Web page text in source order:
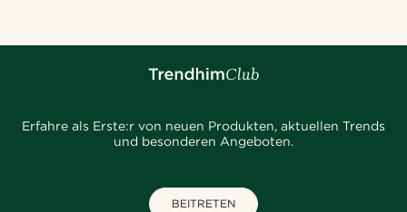
Erfahre als Erste:r von neuen Produkten, aktuellen Trends
und besonderen Angeboten.
BEITRETEN